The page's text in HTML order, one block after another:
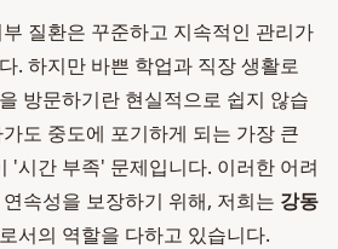
질환은 꾸준하고 지속적인 관리가
. 하지만 바쁜 학업과 직장 생활로
방문하기란 현실적으로 쉽지 않습
도 중도에 포기하게 되는 가장 큰
'시간 부족' 문제입니다. 이러한 어려
속성을 보장하기 위해, 저희는 강동
서의 역할을 다하고 있습니다.